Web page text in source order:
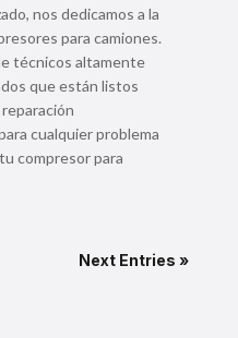
nos dedicamos a la
para camiones.
técnicos altamente
que están listos
cualquier problema
compresor para
Next Entries »